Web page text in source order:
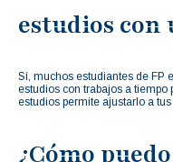
estudios con
Sí, muchos estudiantes de FP
estudios con trabajos a tiempo
estudios permite ajustarlo a
¿Cómo